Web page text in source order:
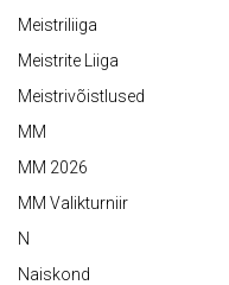
Meistriliiga
Meistrite Liiga
Meistrivõistlused
MM
MM 2026
MM Valikturniir
N
Naiskond